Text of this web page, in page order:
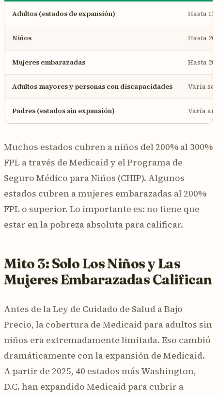
Adultos (estados de expansión) Hasta
Niños Hasta
Mujeres embarazadas Hasta
Adultos mayores y personas con discapacidades Varía
Padres (estados sin expansión) Varía
Muchos estados cubren a niños del 200% al 300%
FPL a través de Medicaid y el Programa de
Seguro Médico para Niños (CHIP). Algunos
estados cubren a mujeres embarazadas al 200%
FPL o superior. Lo importante es: no tiene que
estar en la pobreza absoluta para calificar.
Mito 3: Solo Los Niños y Las
Mujeres Embarazadas Califican
Antes de la Ley de Cuidado de Salud a Bajo
Precio, la cobertura de Medicaid para adultos sin
niños era extremadamente limitada. Eso cambió
dramáticamente con la expansión de Medicaid.
A partir de 2025, 40 estados más Washington,
D.C. han expandido Medicaid para cubrir a